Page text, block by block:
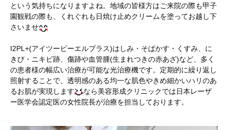
という気持ちになりますよね。地域の皆様方はご来院の際も甲子
園観戦の際も、くれぐれも日焼け止めクリームを塗ってお越し下
さいませ
I2PL+(アイツーピーエルプラス)はしみ・そばかす・くすみ、に
きび・ニキビ跡、傷跡や血管腫(生まれつきの赤あざ)など、多く
の患者様の幅広い治療が可能な光治療機です。定期的に繰り返し
照射することで、透明感のある均一な肌色やきめ細かいハリのあ
るお肌が実現します
なら美容形成クリニックでは日本レーザ
ー医学会認定医の女性院長が治療を担当しております。